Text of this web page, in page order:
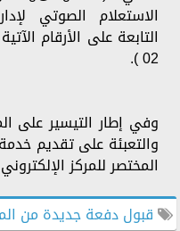
الاستعلام الصوتي
02 ).
وفي إطار التيسير على
والتعبئة على تقديم
المختصر للمركز الإلكتروني
قبول دفعة جديدة من